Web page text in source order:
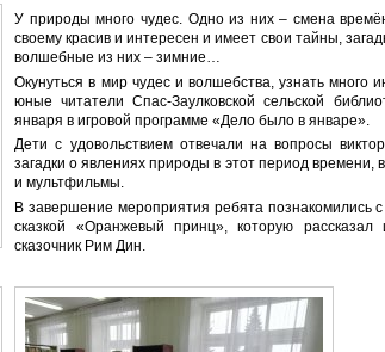
У природы много чудес. Одно из них – смена
своему красив и интересен и имеет свои тайны,
волшебные из них – зимние…
Окунуться в мир чудес и волшебства, узнать много
юные читатели Спас-Заулковской сельской
января в игровой программе «Дело было в январе».
Дети с удовольствием отвечали на вопросы
загадки о явлениях природы в этот период времени,
и мультфильмы.
В завершение мероприятия ребята познакомились
сказкой «Оранжевый принц», которую
сказочник Рим Дин.